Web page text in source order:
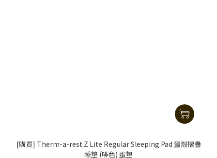
[購買] Therm-a-rest Z Lite Regular Sleeping Pad 蛋殼摺疊
睡墊 (啡色) 蛋墊